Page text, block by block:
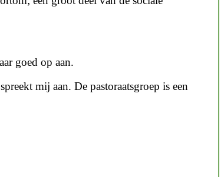
goed op aan.
mij aan. De pastoraatsgroep is een